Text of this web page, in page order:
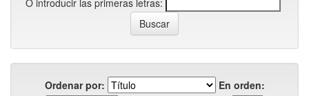
O introducir las primeras letras:
Ordenar por:
En orden: